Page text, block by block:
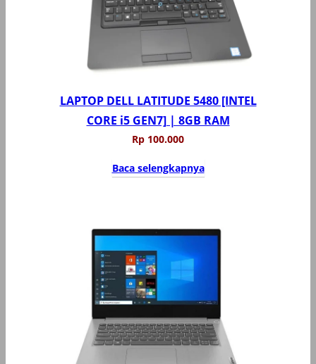
LAPTOP DELL LATITUDE 5480 [INTEL
CORE i5 GEN7] | 8GB RAM
Rp 100.000
Baca selengkapnya